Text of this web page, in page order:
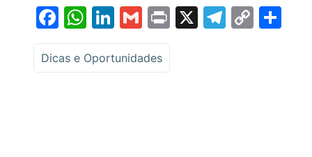
Facebook
WhatsApp
LinkedIn
GmailPrint
X Telegram
Copy
Dicas e Oportunidades